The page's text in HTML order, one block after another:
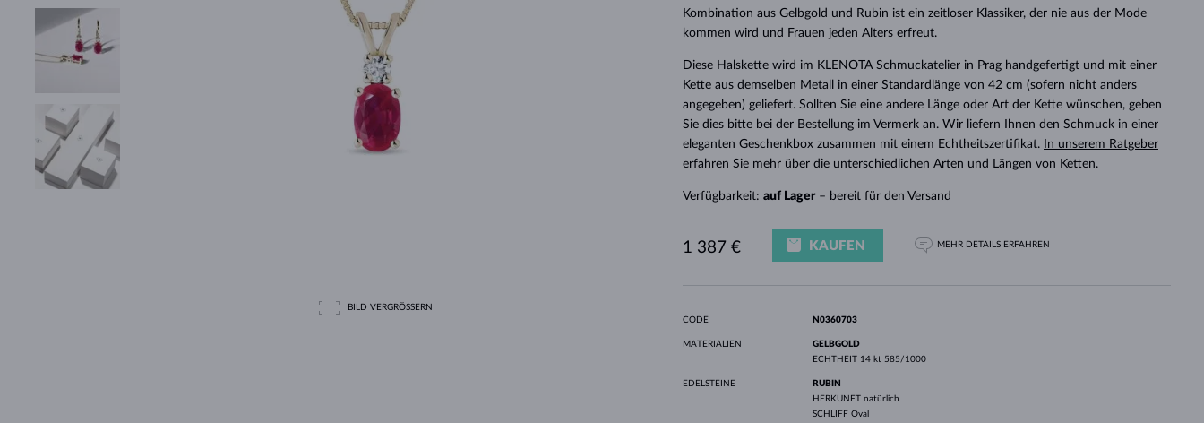
HALO-DESIGN
ORIGINELLE SETS
AMETHYSTE
EINZELOHRRINGE WEISSGOLD
EDELSTEINE ROSÉGOLD
DURCHSEHEN
SÜSSWASSERPERLEN
LÜNETTENFASSUNG WEISSGOLD
LETNÍ VRSTVENÍ
FÜR DIE MUTTER GESCHENKIDEEN
BILD VERGRÖSSERN
Kombination aus Gelbgold und Rubin ist ein zeitloser Klassiker, der nie aus der Mode
kommen wird und Frauen jeden Alters erfreut.
Diese Halskette wird im KLENOTA Schmuckatelier in Prag handgefertigt und mit einer
Kette aus demselben Metall in einer Standardlänge von 42 cm (sofern nicht anders
angegeben) geliefert. Sollten Sie eine andere Länge oder Art der Kette wünschen, geben
Sie dies bitte bei der Bestellung im Vermerk an. Wir liefern Ihnen den Schmuck in einer
eleganten Geschenkbox zusammen mit einem Echtheitszertifikat.
In unserem Ratgeber
erfahren Sie mehr über die unterschiedlichen Arten und Längen von Ketten.
Verfügbarkeit: auf Lager– bereit für den Versand
1 387 € KAUFEN MEHR DETAILS ERFAHREN
CODE N0360703
MATERIALIEN
GELBGOLD
ECHTHEIT 14 kt 585/1000
EDELSTEINE
RUBIN
HERKUNFT natürlich
SCHLIFF Oval